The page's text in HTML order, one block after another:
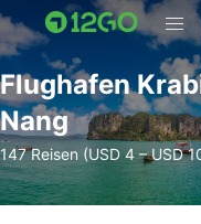
Flughafen
Nang
147 Reisen (USD 4 – USD